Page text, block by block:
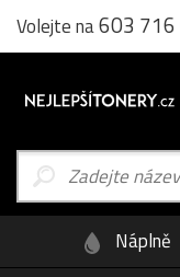
Volejte na603
Náplně